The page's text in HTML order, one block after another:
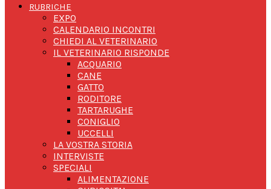
RUBRICHE
EXPO
CALENDARIO INCONTRI
CHIEDI AL VETERINARIO
IL VETERINARIO RISPONDE
ACQUARIO
CANE
GATTO
RODITORE
TARTARUGHE
CONIGLIO
UCCELLI
LA VOSTRA STORIA
INTERVISTE
SPECIALI
ALIMENTAZIONE